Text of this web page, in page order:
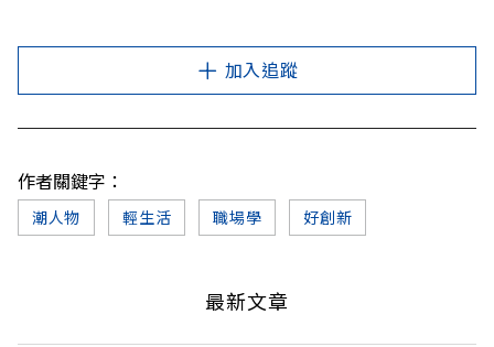
加入追蹤
作者關鍵字：
潮人物 輕生活 職場學 好創新
最新文章